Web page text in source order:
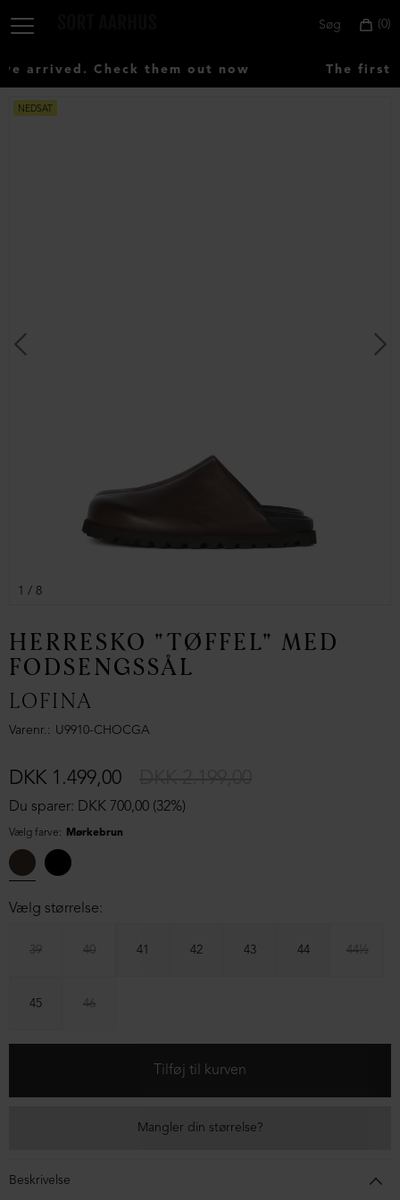
0
Søg
arrived. Check them out now The first
NEDSAT
1 / 8
HERRESKO "TØFFEL" MED
FODSENGSSÅL
LOFINA
Varenr. U9910-CHOCGA
Du sparer: DKK 700,00 (32%)
DKK 1.499,00
Vælg farve: Mørkebrun
Vælg størrelse:
39 40 41 42 43 44 44½
45 46
Mangler din størrelse?
Beskrivelse